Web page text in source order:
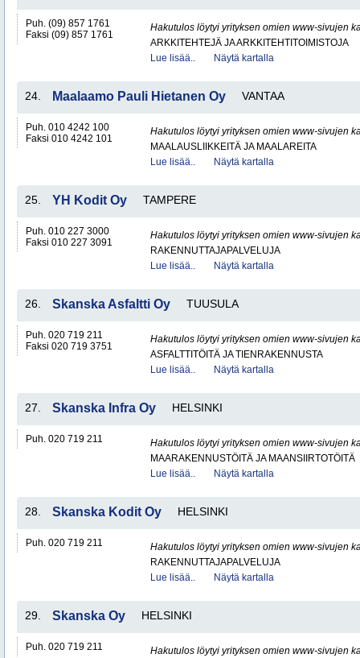
Puh. (09) 857 1761
Faksi (09) 857 1761
Hakutulos löytyi yrityksen omien www-sivujen
ARKKITEHTEJÄ JA ARKKITEHTITOIMISTOJA
Lue lisää..
Näytä kartalla
24. Maalaamo Pauli Hietanen Oy VANTAA
Puh. 010 4242 100
Faksi 010 4242 101
Hakutulos löytyi yrityksen omien www-sivujen
MAALAUSLIIKKEITÄ JA MAALAREITA
Lue lisää..
Näytä kartalla
25. YH Kodit Oy TAMPERE
Puh. 010 227 3000
Faksi 010 227 3091
Hakutulos löytyi yrityksen omien www-sivujen
RAKENNUTTAJAPALVELUJA
Lue lisää..
Näytä kartalla
26. Skanska Asfaltti Oy TUUSULA
Puh. 020 719 211
Faksi 020 719 3751
Hakutulos löytyi yrityksen omien www-sivujen
ASFALTTITÖITÄ JA TIENRAKENNUSTA
Lue lisää..
Näytä kartalla
27. Skanska Infra Oy HELSINKI
Puh. 020 719 211
Hakutulos löytyi yrityksen omien www-sivujen
MAARAKENNUSTÖITÄ JA MAANSIIRTOTÖITÄ
Lue lisää..
Näytä kartalla
28. Skanska Kodit Oy HELSINKI
Puh. 020 719 211
Hakutulos löytyi yrityksen omien www-sivujen
RAKENNUTTAJAPALVELUJA
Lue lisää..
Näytä kartalla
29. Skanska Oy HELSINKI
Puh. 020 719 211
Hakutulos löytyi yrityksen omien www-sivujen